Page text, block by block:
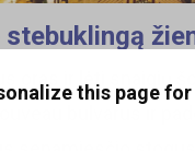
this page for